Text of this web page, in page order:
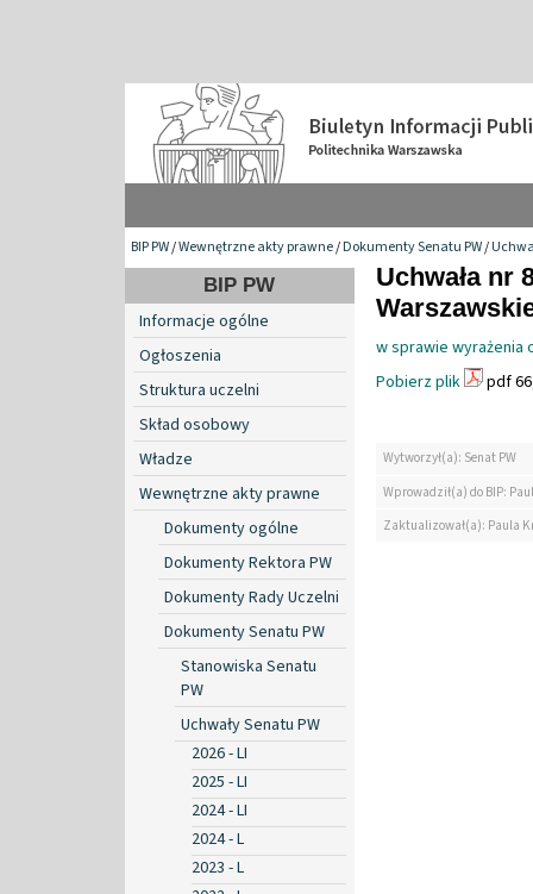
BIP PW/Wewnętrzne akty prawne/Dokumenty Senatu PW/
BIP PW
Informacje ogólne
Ogłoszenia
Struktura uczelni
Skład osobowy
Władze
Wewnętrzne akty prawne
Dokumenty ogólne
Dokumenty Rektora PW
Dokumenty Rady Uczelni
Dokumenty Senatu PW
Stanowiska Senatu
PW
Uchwały Senatu PW
2026 - LI
2025 - LI
2024 - LI
2024 - L
2023 - L
Uchwała nr
w sprawie wyrażenia
Pobierz plik
pdf
Wytworzył(a): Senat PW
Wprowadził(a) do BIP:
Zaktualizował(a): Paula